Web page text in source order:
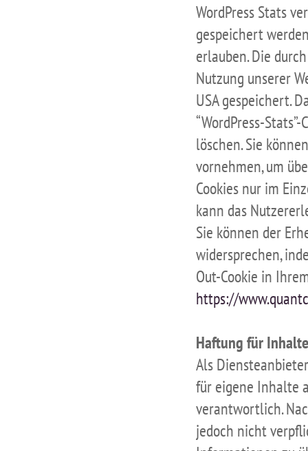
WordPress Stats
gespeichert
erlauben. Die
Nutzung unserer
USA gespeichert.
“WordPress-
löschen. Sie
vornehmen, um
Cookies nur im
kann das
Sie können der
widersprechen,
Out-Cookie in
https://
Haftung für
Als
für eigene Inhalte
verantwortlich.
jedoch nicht